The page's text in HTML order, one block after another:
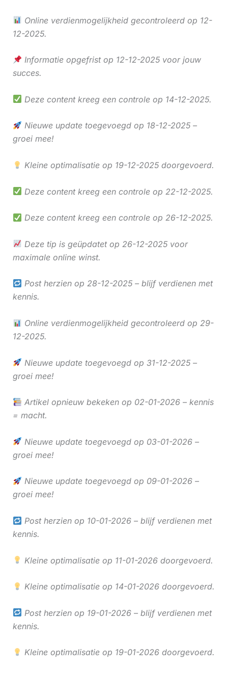
Online verdienmogelijkheid gecontroleerd op 12-
12-2025.
Informatie opgefrist op 12-12-2025 voor jouw
succes.
Deze content kreeg een controle op 14-12-2025.
Nieuwe update toegevoegd op 18-12-2025 –
groei mee!
Kleine optimalisatie op 19-12-2025 doorgevoerd.
Deze content kreeg een controle op 22-12-2025.
Deze content kreeg een controle op 26-12-2025.
Deze tip is geüpdatet op 26-12-2025 voor
maximale online winst.
Post herzien op 28-12-2025 – blijf verdienen met
kennis.
Online verdienmogelijkheid gecontroleerd op 29-
12-2025.
Nieuwe update toegevoegd op 31-12-2025 –
groei mee!
Artikel opnieuw bekeken op 02-01-2026 – kennis
= macht.
Nieuwe update toegevoegd op 03-01-2026 –
groei mee!
Nieuwe update toegevoegd op 09-01-2026 –
groei mee!
Post herzien op 10-01-2026 – blijf verdienen met
kennis.
Kleine optimalisatie op 11-01-2026 doorgevoerd.
Kleine optimalisatie op 14-01-2026 doorgevoerd.
Post herzien op 19-01-2026 – blijf verdienen met
kennis.
Kleine optimalisatie op 19-01-2026 doorgevoerd.